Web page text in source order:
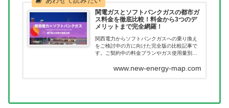
関電ガスとソフトバンクガスの都市ガ
ス料金を徹底比較！料金から3つのデ
メリットまで完全網羅！
関西電力からソフトバンクガスへの乗り換え
をご検討中の方に向けた完全版の比較記事で
す。ご契約中の料金プランやガス使用量別に
だけます。ガス会社を乗り換えたあとに料金
www.new-energy-map.com